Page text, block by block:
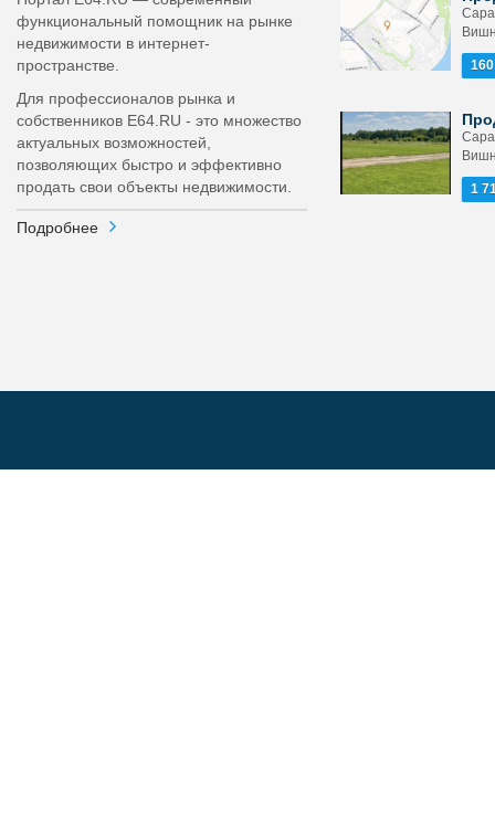
функциональный помощник на рынке
недвижимости в интернет-
пространстве.
Для профессионалов рынка и
собственников E64.RU - это множество
актуальных возможностей,
позволяющих быстро и эффективно
продать свои объекты недвижимости.
Подробнее
1